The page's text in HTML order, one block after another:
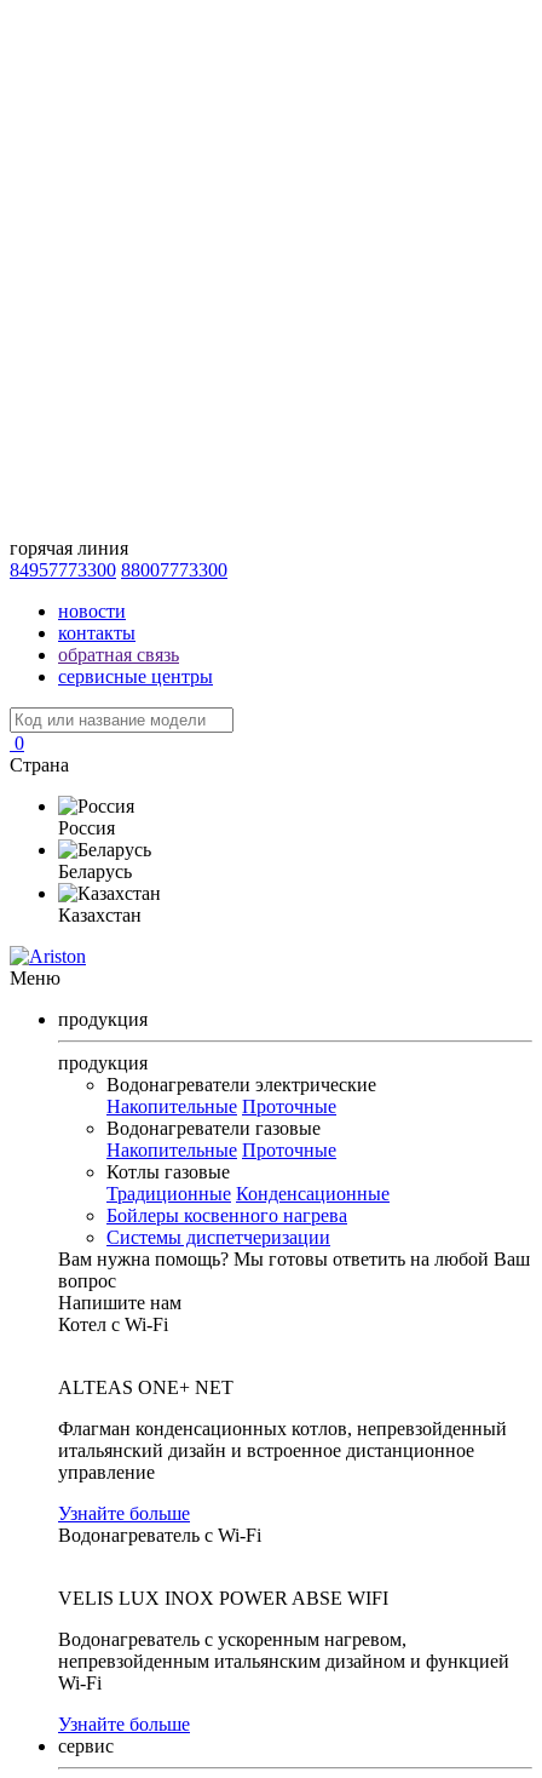
горячая линия
84957773300 88007773300
новости
контакты
обратная связь
сервисные центры
0
Страна
Россия
Беларусь
Казахстан
Меню
продукция
продукция
Водонагреватели электрические
Накопительные Проточные
Водонагреватели газовые
Накопительные Проточные
Котлы газовые
Традиционные Конденсационные
Бойлеры косвенного нагрева
Системы диспетчеризации
Вам нужна помощь? Мы готовы ответить на любой Ваш
вопрос
Напишите нам
Котел с Wi-Fi
ALTEAS ONE+ NET
Флагман конденсационных котлов, непревзойденный
итальянский дизайн и встроенное дистанционное
управление
Узнайте больше
Водонагреватель с Wi-Fi
VELIS LUX INOX POWER ABSE WIFI
Водонагреватель с ускоренным нагревом,
непревзойденным итальянским дизайном и функцией
Wi-Fi
Узнайте больше
сервис